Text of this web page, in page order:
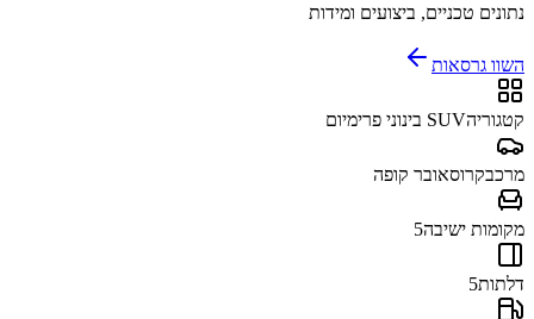
נתונים טכניים, ביצועים ומידות
השוו גרסאות
קטגוריהSUV בינוני פרימיום
מרכבקרוסאובר קופה
מקומות ישיבה5
דלתות5